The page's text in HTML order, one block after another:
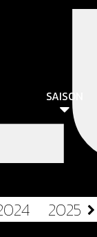
SAISON
2025